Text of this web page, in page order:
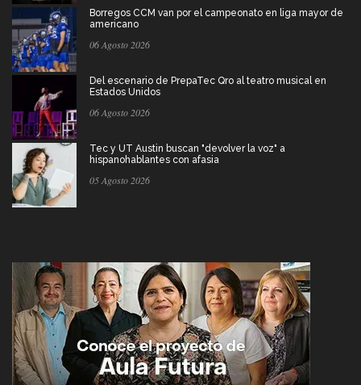
Borregos CCM van por el campeonato en liga mayor de
americano
06 Agosto 2026
Del escenario de PrepaTec Qro al teatro musical en
Estados Unidos
06 Agosto 2026
Tec y UT Austin buscan "devolver la voz" a
hispanohablantes con afasia
05 Agosto 2026